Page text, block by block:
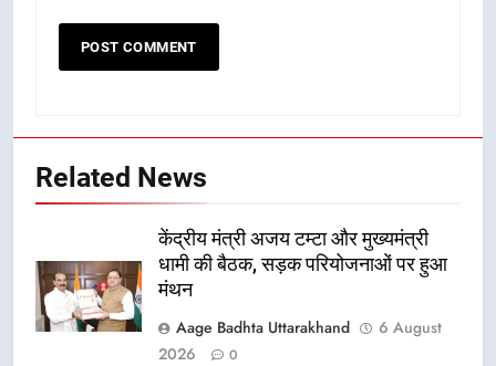
Related News
केंद्रीय मंत्री अजय टम्टा और मुख्यमंत्री
धामी की बैठक, सड़क परियोजनाओं पर हुआ
मंथन
Aage Badhta Uttarakhand
6 August
2026
0